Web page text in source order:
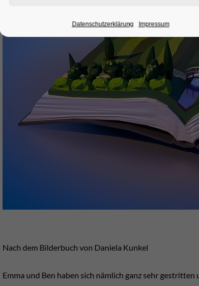
Nach dem Bilderbuch von Daniela Kunkel
Emma und Ben haben sich nämlich ganz sehr
Datenschutzerklärung Impressum